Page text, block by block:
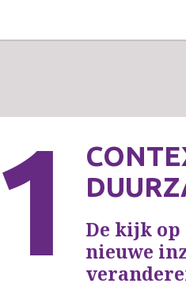
1
De kijk
nieuwe